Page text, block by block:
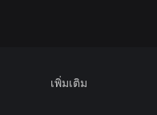
เพิ่มเติม